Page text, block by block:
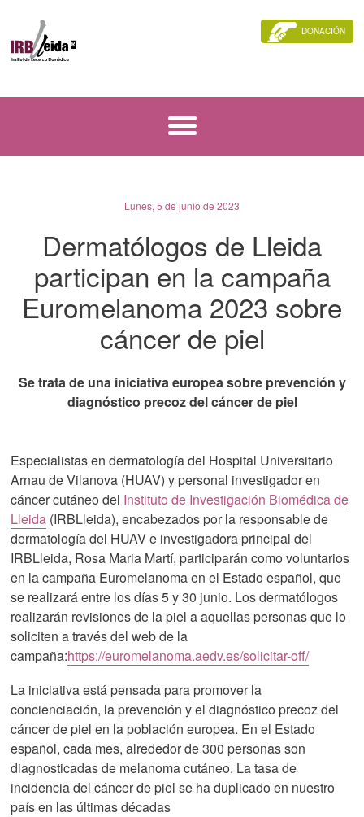
DONACIÓN
Lunes, 5 de junio de 2023
Dermatólogos de Lleida
participan en la campaña
Euromelanoma 2023 sobre
cáncer de piel
Se trata de una iniciativa europea sobre prevención y
diagnóstico precoz del cáncer de piel
Especialistas en dermatología del Hospital Universitario
Arnau de Vilanova (HUAV) y personal investigador en
cáncer cutáneo del Instituto de Investigación Biomédica de
Lleida (IRBLleida), encabezados por la responsable de
dermatología del HUAV e investigadora principal del
IRBLleida, Rosa Maria Martí, participarán como voluntarios
en la campaña Euromelanoma en el Estado español, que
se realizará entre los días 5 y 30 junio. Los dermatólogos
realizarán revisiones de la piel a aquellas personas que lo
soliciten a través del web de la
campaña:https://euromelanoma.aedv.es/solicitar-off/
La iniciativa está pensada para promover la
concienciación, la prevención y el diagnóstico precoz del
cáncer de piel en la población europea. En el Estado
español, cada mes, alrededor de 300 personas son
diagnosticadas de melanoma cutáneo. La tasa de
incidencia del cáncer de piel se ha duplicado en nuestro
país en las últimas décadas